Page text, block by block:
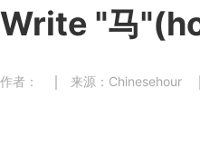
Write "马
作者： 来源：Chinesehour